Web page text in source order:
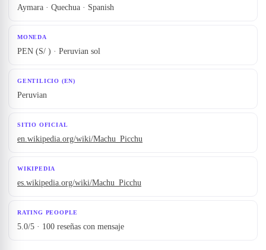
Aymara · Quechua · Spanish
MONEDA
PEN (S/ ) · Peruvian sol
GENTILICIO (EN)
Peruvian
SITIO OFICIAL
en.wikipedia.org/wiki/Machu_Picchu
WIKIPEDIA
es.wikipedia.org/wiki/Machu_Picchu
RATING PEOOPLE
5.0/5 · 100 reseñas con mensaje